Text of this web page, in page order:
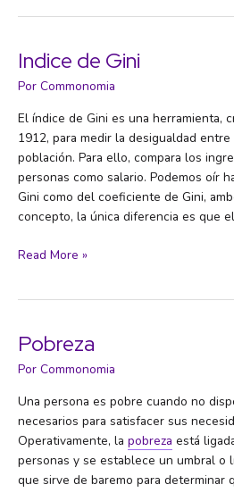
Indice de Gini
Por Commonomia
El índice de Gini es una herramienta,
1912, para medir la desigualdad
población. Para ello, compara los
personas como salario. Podemos oír
Gini como del coeficiente de Gini,
concepto, la única diferencia es que el
Indice
Read More »
Pobreza
Por Commonomia
Una persona es pobre cuando no
necesarios para satisfacer sus
Operativamente, la pobreza está
personas y se establece un umbral o
que sirve de baremo para determinar